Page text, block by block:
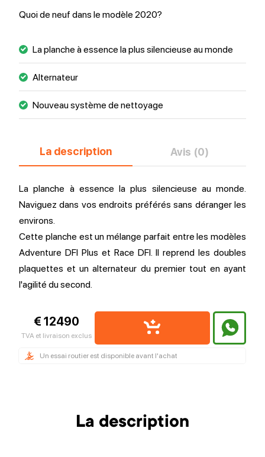
Quoi de neuf dans le modèle 2020?
La planche à essence la plus silencieuse au monde
Alternateur
Nouveau système de nettoyage
La description Avis (0)
La planche à essence la plus silencieuse au monde.
Naviguez dans vos endroits préférés sans déranger les
environs.
Cette planche est un mélange parfait entre les modèles
Adventure DFI Plus et Race DFI. Il reprend les doubles
plaquettes et un alternateur du premier tout en ayant
l'agilité du second.
€ 12490
TVA et livraison exclus
Un essai routier est disponible avant l'achat
La description